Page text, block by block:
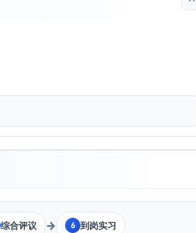
综合评议 → 6 到岗实习